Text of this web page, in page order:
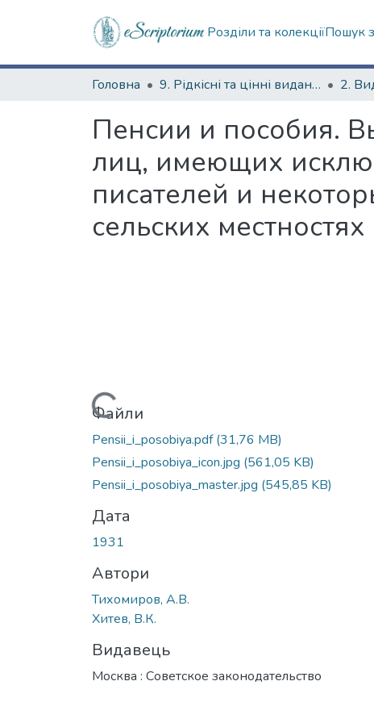
Розділи та колекціїПошук
Головна 9. Рідкісні та цінні видання 2.
Пенсии и пособия.
лиц, имеющих
писателей и
сельских
Вантажиться...
Файли
Pensii_i_posobiya.pdf(31,76 MB)
Pensii_i_posobiya_icon.jpg (561,05 KB)
Pensii_i_posobiya_master.jpg (545,85 KB)
Дата
1931
Автори
Тихомиров, А.В.
Хитев, В.К.
Видавець
Москва : Советское законодательство